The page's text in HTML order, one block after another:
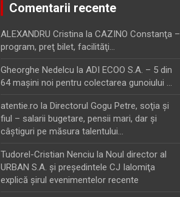
Comentarii recente
ALEXANDRU Cristina la CAZINO Constanţa –
program, preţ bilet, facilităţi…
Gheorghe Nedelcu la ADI ECOO S.A. – 5 din
64 maşini noi pentru colectarea gunoiului …
atentie.ro la Directorul Gogu Petre, soţia şi
fiul – salarii bugetare, pensii mari, dar şi
câştiguri pe măsura talentului…
Tudorel-Cristian Nenciu la Noul director al
URBAN S.A. şi preşedintele CJ Ialomiţa
explică şirul evenimentelor recente